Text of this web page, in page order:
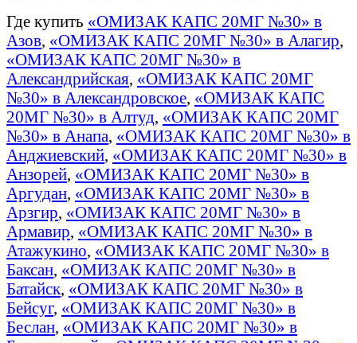
Где купить «ОМИЗАК КАПС 20МГ №30» в
Азов, «ОМИЗАК КАПС 20МГ №30» в Алагир,
«ОМИЗАК КАПС 20МГ №30» в
Александрийская, «ОМИЗАК КАПС 20МГ
№30» в Александровское, «ОМИЗАК КАПС
20МГ №30» в Алтуд, «ОМИЗАК КАПС 20МГ
№30» в Анапа, «ОМИЗАК КАПС 20МГ №30» в
Анджиевский, «ОМИЗАК КАПС 20МГ №30» в
Анзорей, «ОМИЗАК КАПС 20МГ №30» в
Аргудан, «ОМИЗАК КАПС 20МГ №30» в
Арзгир, «ОМИЗАК КАПС 20МГ №30» в
Армавир, «ОМИЗАК КАПС 20МГ №30» в
Атажукино, «ОМИЗАК КАПС 20МГ №30» в
Баксан, «ОМИЗАК КАПС 20МГ №30» в
Батайск, «ОМИЗАК КАПС 20МГ №30» в
Бейсуг, «ОМИЗАК КАПС 20МГ №30» в
Беслан, «ОМИЗАК КАПС 20МГ №30» в